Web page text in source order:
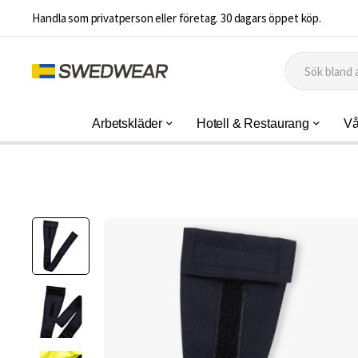
Handla som privatperson eller företag. 30 dagars öppet köp.
Arbetskläder Hotell & Restaurang
Hoppa
till
slutet
av
bildgalleriet